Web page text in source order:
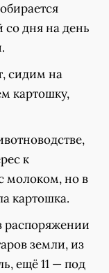
со дня на день
сидим на
картошку,
к
молоком, но в
картошка.
распоряжении
земли, из
ещё 11 — под